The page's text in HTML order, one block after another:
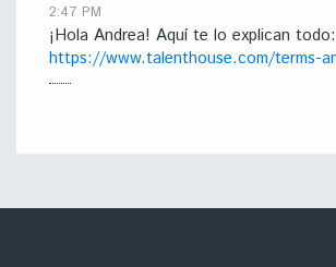
2:47 PM
¡Hola Andrea! Aquí te lo explican todo:
https://www.talenthouse.com/terms-